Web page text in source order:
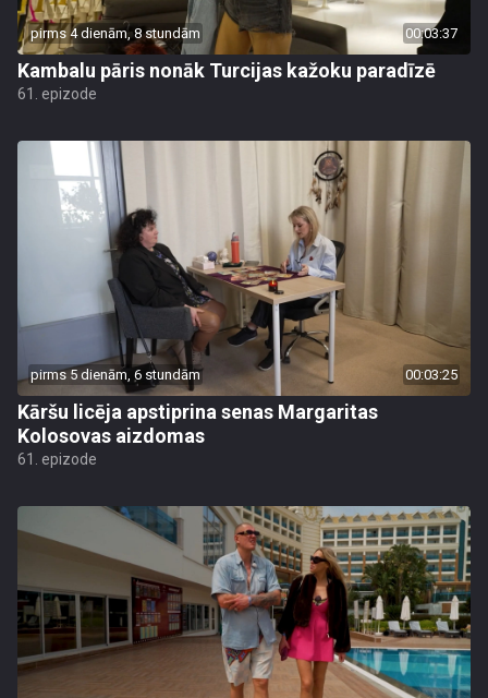
pirms 4 dienām, 8 stundām 00:03:37
Kambalu pāris nonāk Turcijas kažoku paradīzē
61. epizode
pirms 5 dienām, 6 stundām 00:03:25
Kāršu licēja apstiprina senas Margaritas
Kolosovas aizdomas
61. epizode